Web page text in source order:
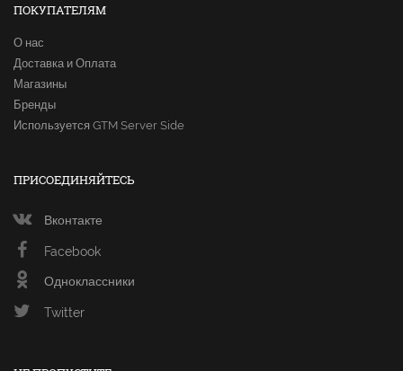
ПОКУПАТЕЛЯМ
О нас
Доставка и Оплата
Магазины
Бренды
Используется GTM Server Side
ПРИСОЕДИНЯЙТЕСЬ
Вконтакте
Facebook
Одноклассники
Twitter